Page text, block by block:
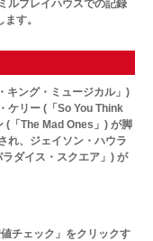
ルプレイハウスでの記録
す。
キング・ミュージカル」)
ケリー (「So You Think
(「The Mad Ones」) が脚
れ、ジェイソン・ハウラ
ダイス・スクエア」) が
チェック」をクリックす